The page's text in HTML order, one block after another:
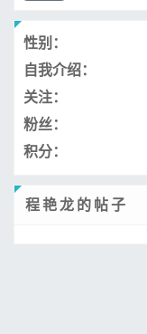
性别：
自我介绍：
关注：
粉丝：
积分：
程艳龙的帖子